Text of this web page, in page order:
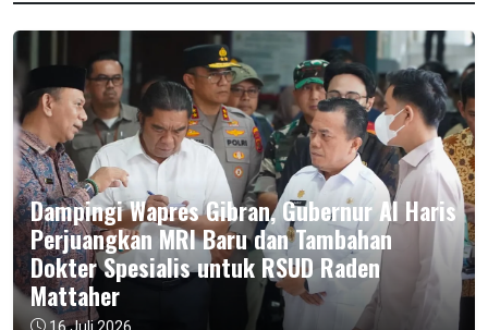
Dampingi Wapres Gibran, Gubernur Al Haris
Perjuangkan MRI Baru dan Tambahan
Dokter Spesialis untuk RSUD Raden
Mattaher
16 Juli 2026